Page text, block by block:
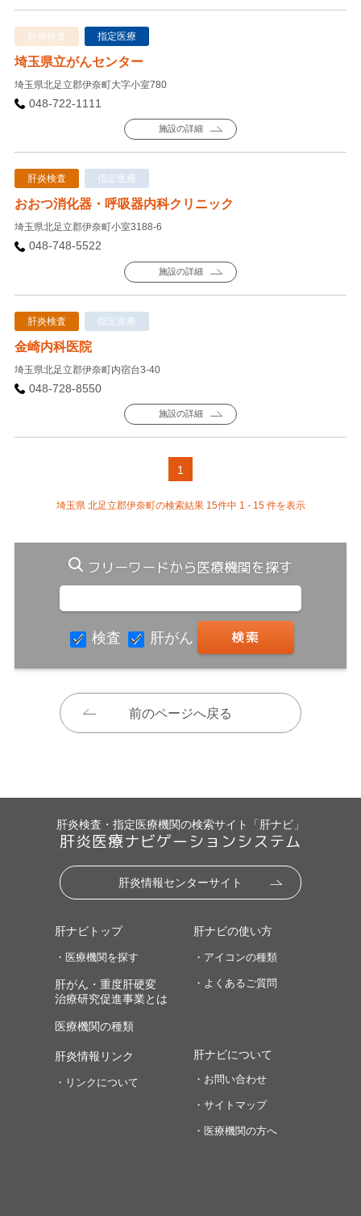
肝炎検査 指定医療
埼玉県立がんセンター
埼玉県北足立郡伊奈町大字小室780
048-722-1111
施設の詳細
肝炎検査 指定医療
おおつ消化器・呼吸器内科クリニック
埼玉県北足立郡伊奈町小室3188-6
048-748-5522
施設の詳細
肝炎検査 指定医療
金崎内科医院
埼玉県北足立郡伊奈町内宿台3-40
048-728-8550
施設の詳細
1
埼玉県 北足立郡伊奈町の検索結果 15件中 1 - 15 件を表示
フリーワードから医療機関を探す
検査 肝がん
前のページへ戻る
肝炎検査・指定医療機関の検索サイト「肝ナビ」
肝炎医療ナビゲーションシステム
肝炎情報センターサイト
肝ナビトップ
・医療機関を探す
肝がん・重度肝硬変
治療研究促進事業とは
医療機関の種類
肝ナビの使い方
・アイコンの種類
・よくあるご質問
肝炎情報リンク
・リンクについて
肝ナビについて
・お問い合わせ
・サイトマップ
・医療機関の方へ